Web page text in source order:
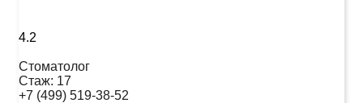
4.2
Стоматолог
Стаж: 17
+7 (499) 519-38-52